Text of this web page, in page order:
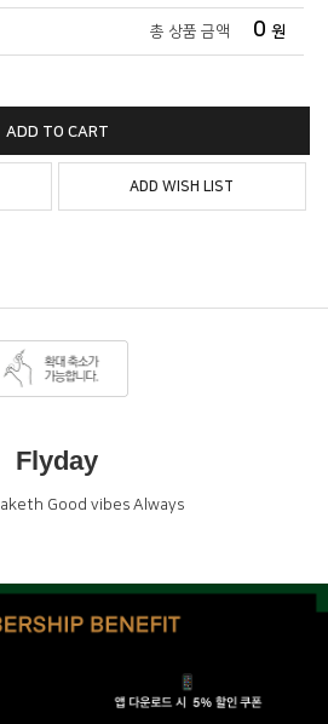
총 상품 금액 0 원
ADD TO CART
ADD WISH LIST
Flyday
Good vibes Always